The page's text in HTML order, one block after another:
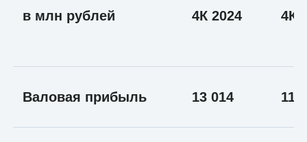
в млн рублей 4К 2024 4К
Валовая прибыль 13 014 11